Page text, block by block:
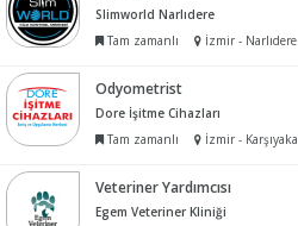
Slimworld Narlıdere
Tam zamanlı
İzmir - Narlıdere
Odyometrist
Dore İşitme Cihazları
Tam zamanlı
İzmir - Karşıyaka
Veteriner Yardımcısı
Egem Veteriner Kliniği